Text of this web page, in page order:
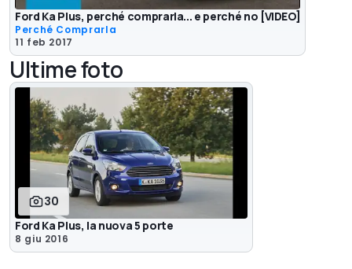
Ford Ka Plus, perché comprarla... e perché no [VIDEO]
Perché Comprarla
11 feb 2017
Ultime foto
30
Ford Ka Plus, la nuova 5 porte
8 giu 2016